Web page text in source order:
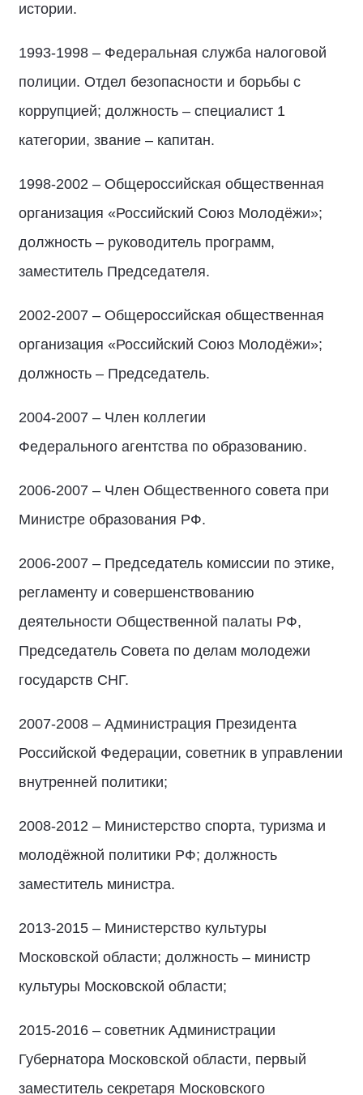
истории.
1993-1998 – Федеральная служба налоговой
полиции. Отдел безопасности и борьбы с
коррупцией; должность – специалист 1
категории, звание – капитан.
1998-2002 – Общероссийская общественная
организация «Российский Союз Молодёжи»;
должность – руководитель программ,
заместитель Председателя.
2002-2007 – Общероссийская общественная
организация «Российский Союз Молодёжи»;
должность – Председатель.
2004-2007 – Член коллегии
Федерального агентства по образованию.
2006-2007 – Член Общественного совета при
Министре образования РФ.
2006-2007 – Председатель комиссии по этике,
регламенту и совершенствованию
деятельности Общественной палаты РФ,
Председатель Совета по делам молодежи
государств СНГ.
2007-2008 – Администрация Президента
Российской Федерации, советник в управлении
внутренней политики;
2008-2012 – Министерство спорта, туризма и
молодёжной политики РФ; должность
заместитель министра.
2013-2015 – Министерство культуры
Московской области; должность – министр
культуры Московской области;
2015-2016 – советник Администрации
Губернатора Московской области, первый
заместитель секретаря Московского